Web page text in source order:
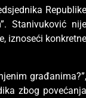
Republike
Stanivuković nije
iznoseći konkretne
građanima?”,
zbog povećanja